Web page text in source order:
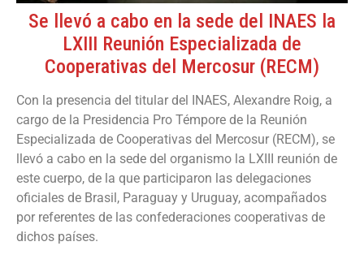
Se llevó a cabo en la sede del INAES la
LXIII Reunión Especializada de
Cooperativas del Mercosur (RECM)
Con la presencia del titular del INAES, Alexandre Roig, a
cargo de la Presidencia Pro Témpore de la Reunión
Especializada de Cooperativas del Mercosur (RECM), se
llevó a cabo en la sede del organismo la LXIII reunión de
este cuerpo, de la que participaron las delegaciones
oficiales de Brasil, Paraguay y Uruguay, acompañados
por referentes de las confederaciones cooperativas de
dichos países.